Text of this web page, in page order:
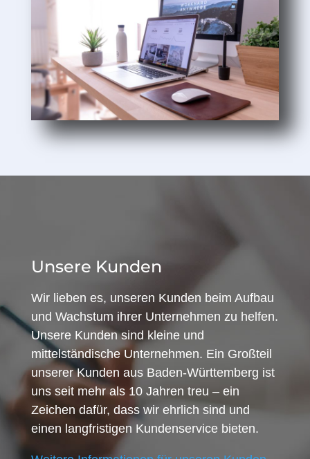
Unsere Kunden
Wir lieben es, unseren Kunden beim Aufbau
und Wachstum ihrer Unternehmen zu helfen.
Unsere Kunden sind kleine und
mittelständische Unternehmen. Ein Großteil
unserer Kunden aus Baden-Württemberg ist
uns seit mehr als 10 Jahren treu – ein
Zeichen dafür, dass wir ehrlich sind und
einen langfristigen Kundenservice bieten.